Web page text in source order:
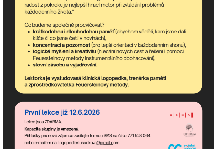
Pokud potřebujete poradit,
jsme tu pro Vás!